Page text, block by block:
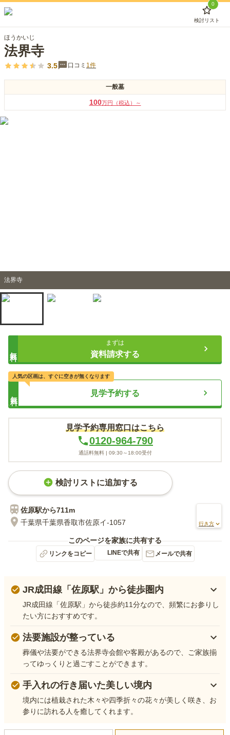
0
検討リスト
ほうかいじ
法界寺
3.5 口コミ 1件
一般墓
100万円（税込）～
法界寺
まずは
資料請求する
見学予約する
人気の区画は、すぐに空きが無くなります
見学予約専用窓口はこちら
0120-964-790
通話料無料 | 09:30～18:00受付
検討リストに追加する
佐原駅から711m
千葉県千葉県香取市佐原イ-1057
行き方
このページを家族に共有する
リンクをコピー LINEで共有 メールで共有
JR成田線「佐原駅」から徒歩圏内
JR成田線「佐原駅」から徒歩約11分なので、頻繁にお参りし
たい方におすすめです。
法要施設が整っている
葬儀や法要ができる法界寺会館や客殿があるので、ご家族揃
ってゆっくりと過ごすことができます。
手入れの行き届いた美しい境内
境内には植栽された木々や四季折々の花々が美しく咲き、お
参りに訪れる人を癒してくれます。